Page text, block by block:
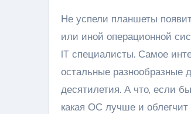
Не успели планшеты появится, как разбили людей на несколько лагерей – приверженцев той
или иной операционной
IT специалисты. Самое
остальные разнообразные
десятилетия. А что, если
какая ОС лучше и